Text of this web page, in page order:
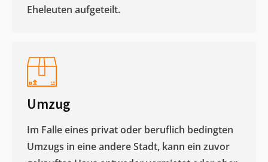
Eheleuten aufgeteilt.​
Umzug
Im Falle eines privat oder beruflich bedingten
Umzugs in eine andere Stadt, kann ein zuvor